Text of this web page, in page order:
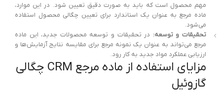
مهم محصول است که باید به صورت دقیق تعیین شود. در این موارد،
ماده مرجع به عنوان یک استاندارد برای تعیین چگالی محصول استفاده
می‌شود.
تحقیقات و توسعه: در تحقیقات و توسعه محصولات جدید، این ماده
مرجع می‌تواند به عنوان یک نمونه مرجع برای مقایسه نتایج آزمایش‌ها و
ارزیابی عملکرد مواد جدید به کار رود.
مزایای استفاده از ماده مرجع CRM چگالی
گازوئیل